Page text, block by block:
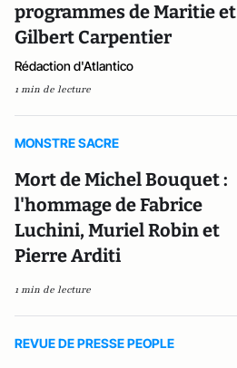
programmes de Maritie et
Gilbert Carpentier
Rédaction d'Atlantico
1 min de lecture
MONSTRE SACRE
Mort de Michel Bouquet :
l'hommage de Fabrice
Luchini, Muriel Robin et
Pierre Arditi
1 min de lecture
REVUE DE PRESSE PEOPLE